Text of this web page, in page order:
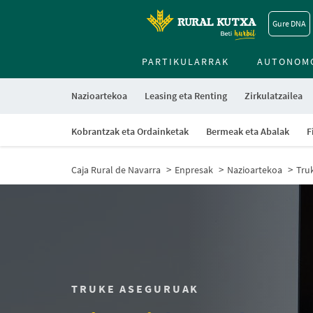
Gure DNA
PARTIKULARRAK
Nazioartekoa
Kobrantzak eta Ordainketak Bermeak eta Abalak
Leasing eta Renting Zirkulatzailea
Caja Rural de Navarra Enpresak Nazioartekoa
TRUKE ASEGURUAK